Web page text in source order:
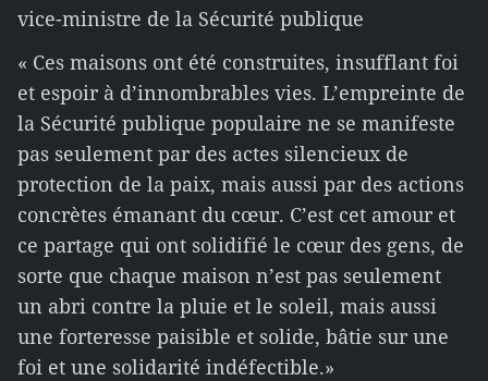
vice-ministre de la Sécurité publique
« Ces maisons ont été construites, insufflant foi
et espoir à d’innombrables vies. L’empreinte de
la Sécurité publique populaire ne se manifeste
pas seulement par des actes silencieux de
protection de la paix, mais aussi par des actions
concrètes émanant du cœur. C’est cet amour et
ce partage qui ont solidifié le cœur des gens, de
sorte que chaque maison n’est pas seulement
un abri contre la pluie et le soleil, mais aussi
une forteresse paisible et solide, bâtie sur une
foi et une solidarité indéfectible.»